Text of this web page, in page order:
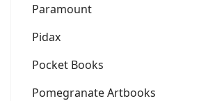
Paramount
Pidax
Pocket Books
Pomegranate Artbooks